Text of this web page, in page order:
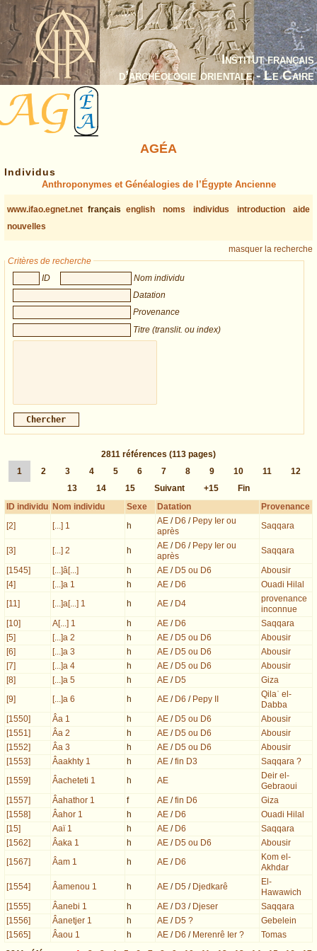
Institut français
d’archéologie orientale - Le Caire
AGÉA
Individus
Anthroponymes et Généalogies de l’Égypte Ancienne
www.ifao.egnet.net français english noms individus introduction
aide
nouvelles
masquer la recherche
Critères de recherche
ID
Nom individu
Datation
Provenance
Titre (translit. ou index)
2811 références (113 pages)
1
2 3 4 5 6 7 8 9 10 11
12
13
14 15 Suivant +15
Fin
ID individu Nom individu Sexe Datation
Provenance
[2]
[...] 1 h AE / D6 / Pepy Ier ou
après
Saqqara
[3] [...] 2 h AE / D6 / Pepy Ier ou
après
Saqqara
[1545]
[...]â[...] h AE / D5 ou D6
Abousir
[4]
[...]a 1 h AE / D6
Ouadi Hilal
[11]
[...]a[...] 1 h AE / D4
provenance
inconnue
[10]
A[...] 1 h AE / D6
Saqqara
[5]
[...]a 2 h AE / D5 ou D6
Abousir
[6]
[...]a 3 h AE / D5 ou D6
Abousir
[7]
[...]a 4 h AE / D5 ou D6
Abousir
[8]
[...]a 5 h AE / D5
Giza
[9]
[...]a 6 h AE / D6 / Pepy II
Qilaʿ el-
Dabba
[1550]
Âa 1 h AE / D5 ou D6
Abousir
[1551]
Âa 2 h AE / D5 ou D6
Abousir
[1552]
Âa 3 h AE / D5 ou D6
Abousir
[1553]
Âaakhty 1 h AE /fin D3
Saqqara ?
[1559]
Âacheteti 1 h AE
Deir el-
Gebraoui
[1557]
Âahathor 1 f AE /fin D6
Giza
[1558]
Âahor 1 h AE / D6
Ouadi Hilal
[15]
Aaï 1 h AE / D6
Saqqara
[1562]
Âaka 1 h AE / D5 ou D6
Abousir
[1567]
Âam 1 h AE / D6
Kom el-
Akhdar
[1554]
Âamenou 1 h AE / D5 / Djedkarê
El-
Hawawich
[1555]
Âanebi 1 h AE / D3 / Djeser
Saqqara
[1556]
Âanetjer 1 h AE / D5 ?
Gebelein
[1565]
Âaou 1 h AE / D6 / Merenrê Ier ?
Tomas